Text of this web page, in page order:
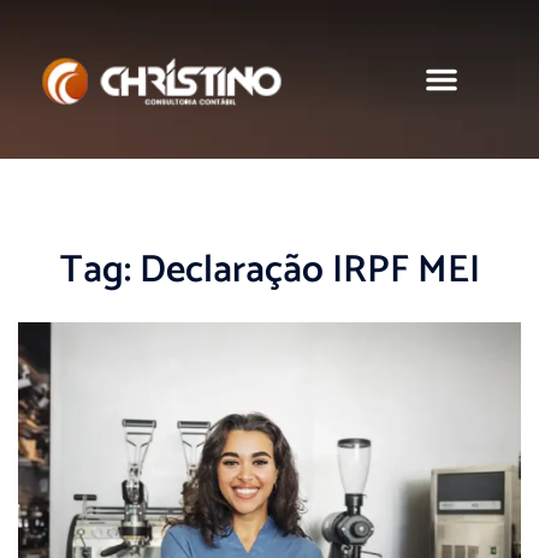
Tag:Declaração IRPF MEI